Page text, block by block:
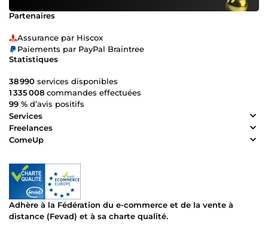
Partenaires
Assurance par Hiscox
Paiements par PayPal Braintree
Statistiques
38 990 services disponibles
1 335 008 commandes effectuées
99 % d’avis positifs
Services
Freelances
ComeUp
Adhère à la Fédération du e-commerce et de la vente à
distance (Fevad) et à sa charte qualité.